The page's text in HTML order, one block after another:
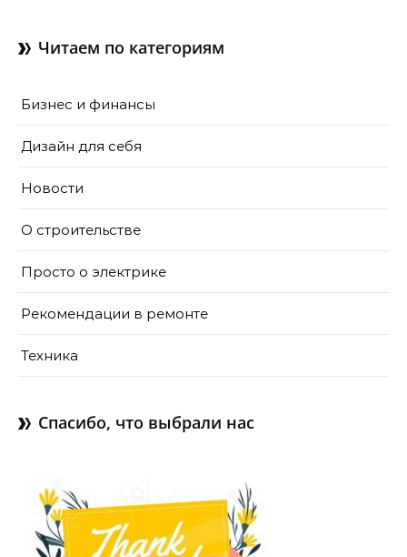
Читаем по категориям
Бизнес и финансы
Дизайн для себя
Новости
О строительстве
Просто о электрике
Рекомендации в ремонте
Техника
Спасибо, что выбрали нас